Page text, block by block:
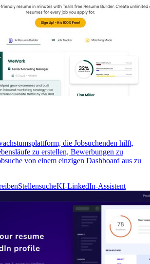
die Jobsuchenden hilft,
zu erstellen, Bewerbungen zu
von einem einzigen Dashboard aus zu
StellensucheKI-LinkedIn-Assistent